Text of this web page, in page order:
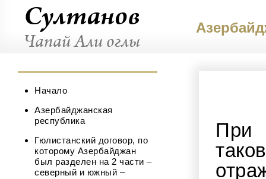
Cултанов
Чапай Али оглы